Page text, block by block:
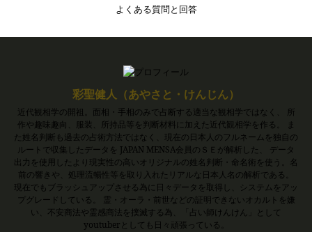
よくある質問と回答
彩聖健人（あやさと・けんじん）
近代観相学の開祖。面相・手相のみで占断する適当な観相学ではなく、 所
作や趣味趣向、服装、所持品等を判断材料に加えた近代観相学を作る。 ま
た姓名判断も過去の占術方法ではなく、現在の日本人のフルネームを独自の
ルートで収集したデータを JAPAN MENSA会員のＳＥが解析した、 データ
出力を使用したより現実性の高いオリジナルの姓名判断・命名術を使う。名
前の響きや、処理流暢性等を取り入れたリアルな日本人名の解析である。
現在でもブラッシュアップさせる為に日々データを取得し、システムをアッ
プグレードしている。 霊・オーラ・前世などの証明できないオカルトを嫌
い、不安商法や霊感商法を撲滅する為、「占い師けんけん」として
youtuberとしても日々頑張っている。